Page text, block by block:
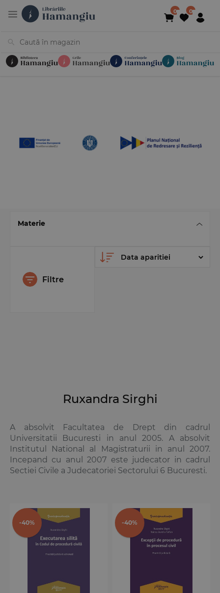
Materie
Filtre
Ruxandra Sirghi
A absolvit Facultatea de Drept din cadrul
Universitatii Bucuresti in anul 2005. A absolvit
Institutul National al Magistraturii in anul 2007.
Incepand cu anul 2007 este judecator in cadrul
Sectiei Civile a Judecatoriei Sectorului 6 Bucuresti.
-40% -40%